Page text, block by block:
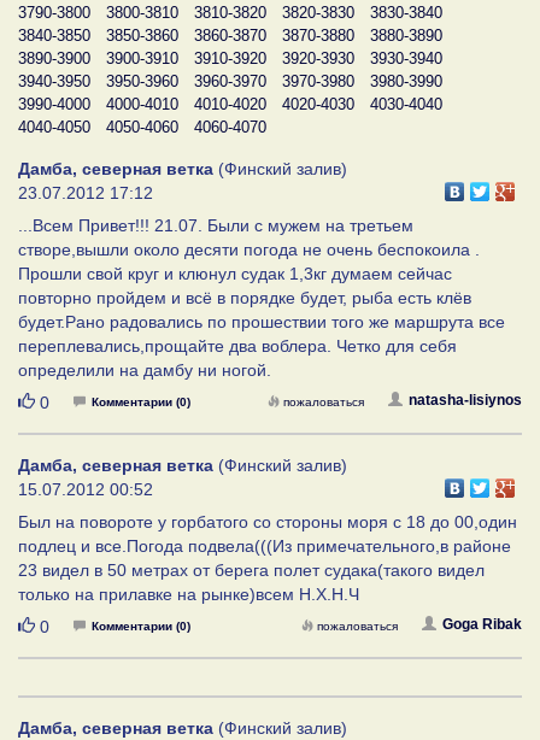
3790-3800
3800-3810 3810-3820 3820-3830
3830-3840
3840-3850
3850-3860 3860-3870 3870-3880
3880-3890
3890-3900
3900-3910 3910-3920 3920-3930
3930-3940
3940-3950
3950-3960 3960-3970 3970-3980
3980-3990
3990-4000
4000-4010 4010-4020 4020-4030
4030-4040
4040-4050
4050-4060 4060-4070
Дамба, северная ветка (Финский залив)
23.07.2012 17:12
...Всем Привет!!! 21.07. Были с мужем на третьем
створе,вышли около десяти погода не очень беспокоила .
Прошли свой круг и клюнул судак 1,3кг думаем сейчас
повторно пройдем и всё в порядке будет, рыба есть клёв
будет.Рано радовались по прошествии того же маршрута все
переплевались,прощайте два воблера. Четко для себя
определили на дамбу ни ногой.
Нравится
0 Комментарии (0) natasha-lisiynos
пожаловаться
Дамба, северная ветка (Финский залив)
15.07.2012 00:52
Был на повороте у горбатого со стороны моря с 18 до 00,один
подлец и все.Погода подвела(((Из примечательного,в районе
23 видел в 50 метрах от берега полет судака(такого видел
только на прилавке на рынке)всем Н.Х.Н.Ч
Нравится
0 Комментарии (0) Goga Ribak
пожаловаться
Дамба, северная ветка (Финский залив)